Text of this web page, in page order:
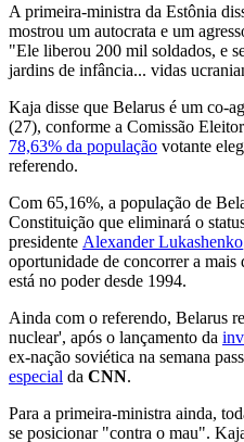
A primeira-ministra da Estônia
mostrou um autocrata e um
"Ele liberou 200 mil soldados, e
jardins de infância... vidas
Kaja disse que Belarus é um co-
(27), conforme a Comissão
78,63% da população votante
referendo.
Com 65,16%, a população de
Constituição que eliminará o
presidente Alexander Lukashenko
oportunidade de concorrer a
está no poder desde 1994.
Ainda com o referendo, Belarus
nuclear', após o lançamento da
ex-nação soviética na semana
especial da CNN.
Para a primeira-ministra ainda,
se posicionar "contra o mau".